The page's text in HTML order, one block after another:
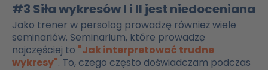
#3 Siła wykresów I i II jest niedoceniana
Jako trener w persolog prowadzę również wiele
seminariów. Seminarium, które prowadzę
najczęściej to "Jak interpretować trudne
wykresy". To, czego często doświadczam podczas